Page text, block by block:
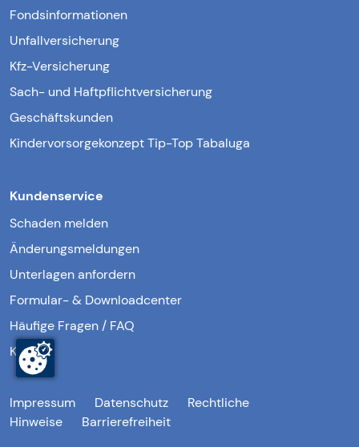
Fondsinformationen
Unfallversicherung
Kfz-Versicherung
Sach- und Haftpflichtversicherung
Geschäftskunden
Kindervorsorgekonzept Tip-Top Tabaluga
Kundenservice
Schaden melden
Änderungsmeldungen
Unterlagen anfordern
Formular- & Downloadcenter
Häufige Fragen / FAQ
Kontakt
Impressum Datenschutz
Rechtliche
Hinweise
Barrierefreiheit